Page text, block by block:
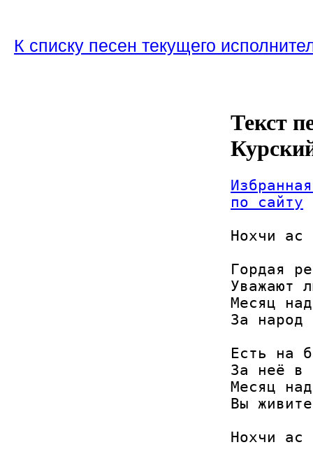
К списку песен текущего
Текст
по сайту
Нохчи ас
Гордая
Уважают
Месяц
За народ
Есть на
За неё в
Месяц
Вы
Нохчи ас